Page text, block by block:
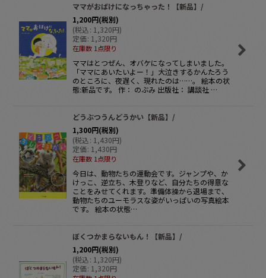
ママがおばけになっちゃった！【新品】/
1,200円(税別)
(税込: 1,320円)
定価: 1,320円
在庫数 1点限り
ママはとつぜん、オバケになってしまいました。
「ママにあいたいよー！」大泣きするかんたろう
のところに、夜遅く、現れたのは……。 絵本の状
態:新品です。 作： のぶみ 出版社： 講談社 …
どうぶつうんどうかい【新品】/
1,300円(税別)
(税込: 1,430円)
定価: 1,430円
在庫数 1点限り
今日は、動物たちの運動会です。ジャンプや、か
けっこ、逆立ち、木登りなど、自分たちの得意な
ことをみせてくれます。準備体操から退場まで、
動物たちのユーモラスな姿がいっぱいの写真絵本
です。 絵本の状態…
ぼくつかまらないもん！【新品】/
1,200円(税別)
(税込: 1,320円)
定価: 1,320円